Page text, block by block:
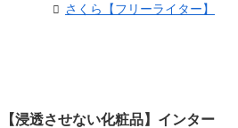
さくら【フリーライター】
【浸透させない化粧品】インター